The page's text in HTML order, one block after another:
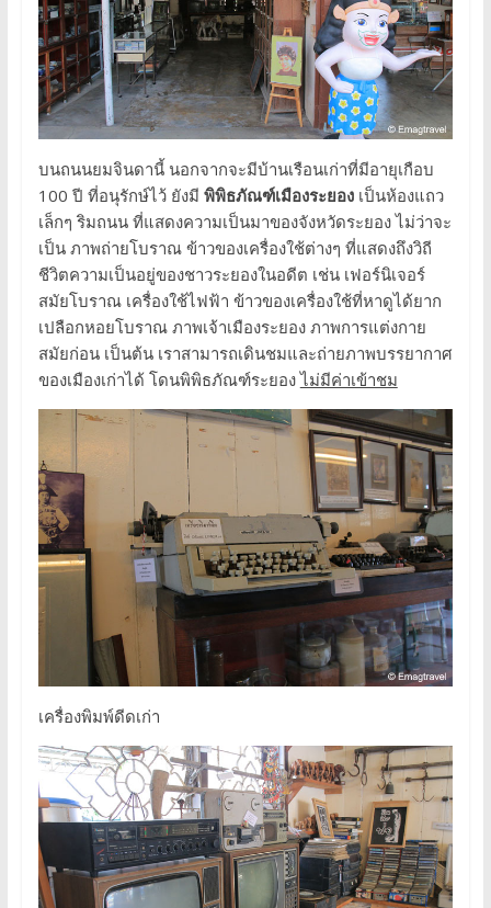
บนถนนยมจินดานี้ นอกจากจะมีบ้านเรือนเก่าที่มีอายุเกือบ
100 ปี ที่อนุรักษ์ไว้ ยังมี พิพิธภัณฑ์เมืองระยอง เป็นห้องแถว
เล็กๆ ริมถนน ที่แสดงความเป็นมาของจังหวัดระยอง ไม่ว่าจะ
เป็น ภาพถ่ายโบราณ ข้าวของเครื่องใช้ต่างๆ ที่แสดงถึงวิถี
ชีวิตความเป็นอยู่ของชาวระยองในอดีต เช่น เฟอร์นิเจอร์
สมัยโบราณ เครื่องใช้ไฟฟ้า ข้าวของเครื่องใช้ที่หาดูได้ยาก
เปลือกหอยโบราณ ภาพเจ้าเมืองระยอง ภาพการแต่งกาย
สมัยก่อน เป็นต้น เราสามารถเดินชมและถ่ายภาพบรรยากาศ
ของเมืองเก่าได้ โดนพิพิธภัณฑ์ระยองไม่มีค่าเข้าชม
เครื่องพิมพ์ดีดเก่า